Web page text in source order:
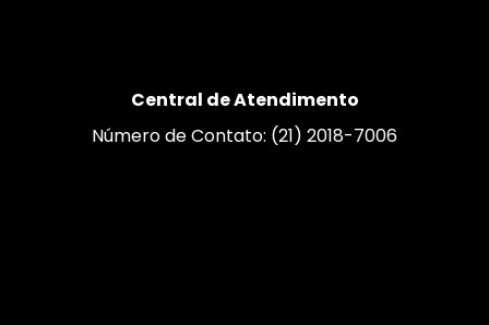
Central de Atendimento
Número de Contato: (21) 2018-7006